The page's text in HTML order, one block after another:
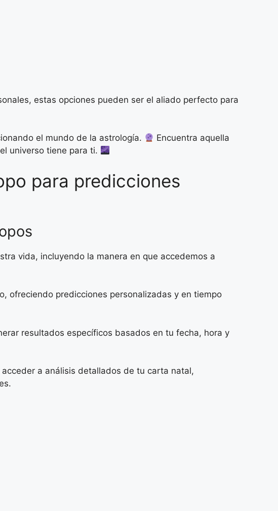
estas opciones pueden ser el aliado perfecto para
el mundo de la astrología.
Encuentra aquella
universo tiene para ti.
para predicciones
vida, incluyendo la manera en que accedemos a
ofreciendo predicciones personalizadas y en tiempo
resultados específicos basados en tu fecha, hora y
a análisis detallados de tu carta natal,